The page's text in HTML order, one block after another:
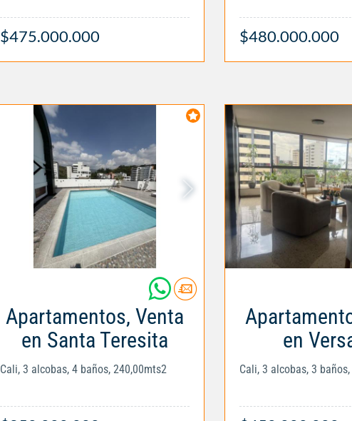
$475.000.000 $480.000.000
Apartamentos, Venta
en Santa Teresita
Cali, 3 alcobas, 4 baños, 240,00mts2
en
Cali, 3 alcobas, 3